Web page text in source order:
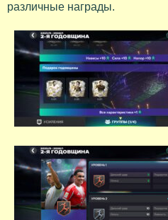
различные награды.